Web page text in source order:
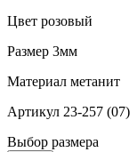
Цвет розовый
Размер 3мм
Материал метанит
Артикул 23-257 (07)
Выбор размера